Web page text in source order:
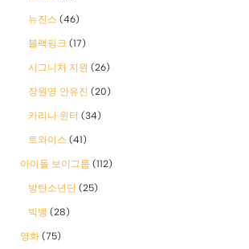
뉴진스 (46)
블랙핑크 (17)
시그니처 지원 (26)
장원영 안유진 (20)
카리나 윈터 (34)
트와이스 (41)
아이돌 보이그룹 (112)
방탄소년단 (25)
빅뱅 (28)
영화 (75)